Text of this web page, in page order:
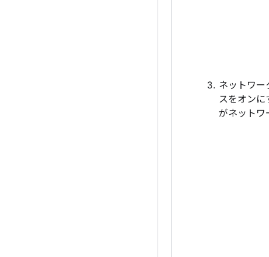
ネットワ
スをオンに
がネットワ